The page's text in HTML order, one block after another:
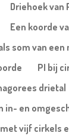
Driehoek
Een koorde
som van
PI bij
drietal
in- en
vijf cirkels